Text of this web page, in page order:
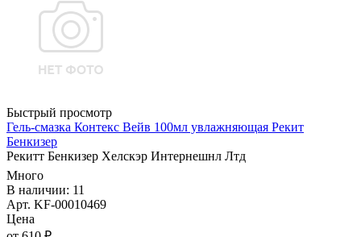
Быстрый просмотр
Гель-смазка Контекс Вейв 100мл увлажняющая Рекит
Бенкизер
Рекитт Бенкизер Хелскэр Интернешнл Лтд
Много
В наличии: 11
Арт. KF-00010469
Цена